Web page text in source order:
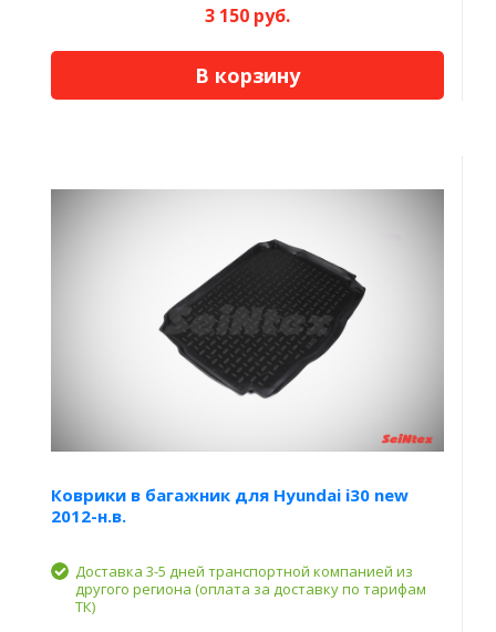
3 150 руб.
В корзину
Коврики в багажник для Hyundai i30 new
2012-н.в.
Доставка 3-5 дней транспортной компанией из
другого региона (оплата за доставку по тарифам
ТК)